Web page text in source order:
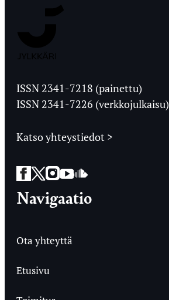
Ylioppilaslehti
ISSN 2341-7218 (painettu)
ISSN 2341-7226 (verkkojulkaisu)
Katso yhteystiedot >
Facebook
Twitter
Instagram
YouTube
SoundCloud
Navigaatio
Ota yhteyttä
Etusivu